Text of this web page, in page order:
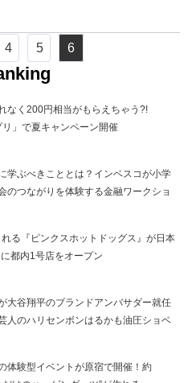
4 5 6
なく200円相当がもらえちゃう?!
リ」で夏キャンペーン開催
学ぶべきこととは？インベスコが小学
のつながりを体験する金融ワークショ
る『ピンクスホットドッグス』が日本
都内1号店をオープン
大谷翔平のブランドアンバサダー就任
人のハリセンボンはるかも油圧ショベ
体験型イベントが原宿で開催！約